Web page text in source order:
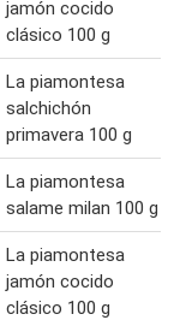
jamón cocido
clásico 100 g
La piamontesa
salchichón
primavera 100 g
La piamontesa
salame milan 100 g
La piamontesa
jamón cocido
clásico 100 g